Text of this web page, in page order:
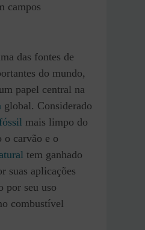
campos
das fontes de
do mundo,
papel central na
global. Considerado
mais limpo do
o carvão e o
tem ganhado
suas aplicações
por seu uso
combustível